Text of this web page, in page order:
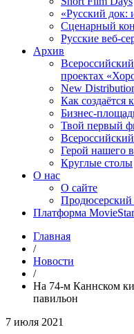
«Русский док:
Сценарный
Русские веб-
Архив
проектах
New
Как создаётся
Бизнес-
Твой первый
Герой нашего
Круглые столы
О нас
О сайте
Продюсерский
Платформа
Главная
/
Новости
/
На 74-м Каннском
павильон
7 июля 2021